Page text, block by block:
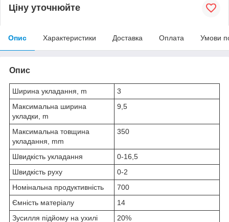
Ціну уточнюйте
Опис Характеристики Доставка Оплата Умови
Опис
Ширина укладання, m
3
Максимальна ширина
укладки, m
9,5
Максимальна товщина
укладання, mm
350
Швидкість укладання
0-16,5
Швидкість руху
0-2
Номінальна продуктивність
700
Ємність матеріалу
14
Зусилля підйому на ухилі
20%